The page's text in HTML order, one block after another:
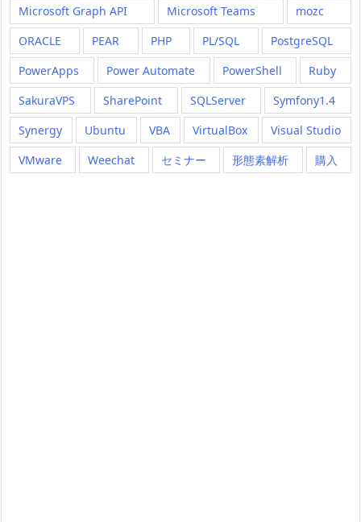
Microsoft Graph API
Microsoft Teams
mozc
ORACLE
PEAR PHP PL/SQL
PostgreSQL
PowerApps
Power Automate PowerShell
Ruby
SakuraVPS
SharePoint SQLServer
Symfony1.4
Synergy
Ubuntu VBA VirtualBox
Visual Studio
VMware
Weechat セミナー 形態素解析 購入